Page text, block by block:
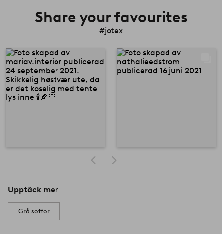
Share your favourites
#jotex
Upptäck mer
Grå soffor